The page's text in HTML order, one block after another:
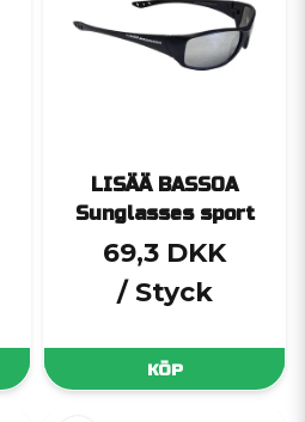
LISÄÄ BASSOA
Sunglasses sport
69,3 DKK
/ Styck
KÖP